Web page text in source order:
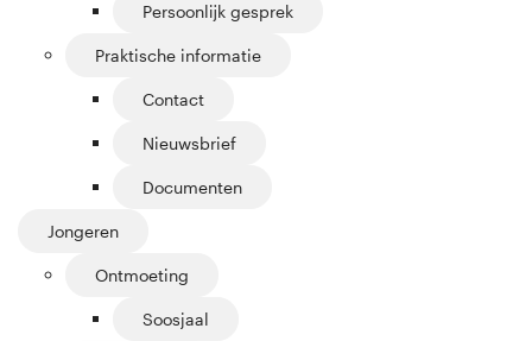
Persoonlijk gesprek
Praktische informatie
Contact
Nieuwsbrief
Documenten
Jongeren
Ontmoeting
Soosjaal